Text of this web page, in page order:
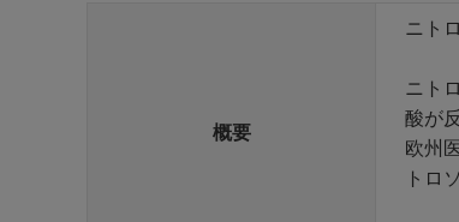
概要
ニト
ニト
酸が
欧州
トロ